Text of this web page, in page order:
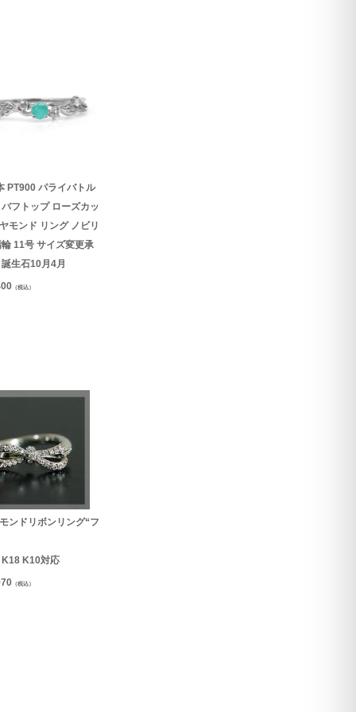
PT900 パライバトル
フトップ ローズカッ
ヤモンド リング ノビリ
輪 11号 サイズ変更承
誕生石10月4月
（税込）
ンドリボンリング“フ
K18 K10対応
（税込）